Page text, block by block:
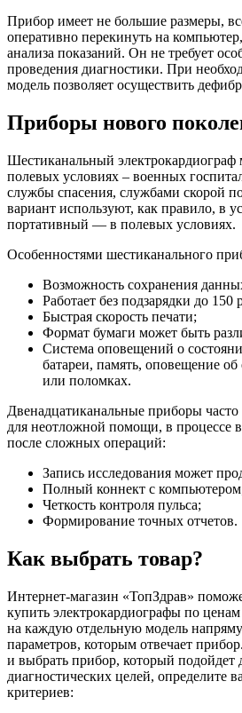
Прибор имеет не большие размеры,
оперативно перекинуть на
анализа показаний. Он не требует
проведения диагностики. При
модель позволяет осуществить
Приборы нового
Шестиканальный электрокардиограф
полевых условиях – военных
службы спасения, службами скорой
вариант используют, как правило, в
портативный — в полевых условиях.
Особенностями шестиканального
Возможность сохранения
Работает без подзарядки до 150
Быстрая скорость печати;
Формат бумаги может быть
Система оповещений о
батареи, память, оповещение
или поломках.
Двенадцатиканальные приборы
для неотложной помощи, в процессе
после сложных операций:
Запись исследования может
Полный коннект с
Четкость контроля пульса;
Формирование точных отчетов.
Как выбрать товар?
Интернет-магазин «ТопЗдрав»
купить электрокардиографы по
на каждую отдельную модель
параметров, которым отвечает
и выбрать прибор, который подойдет
диагностических целей, определите
критериев: